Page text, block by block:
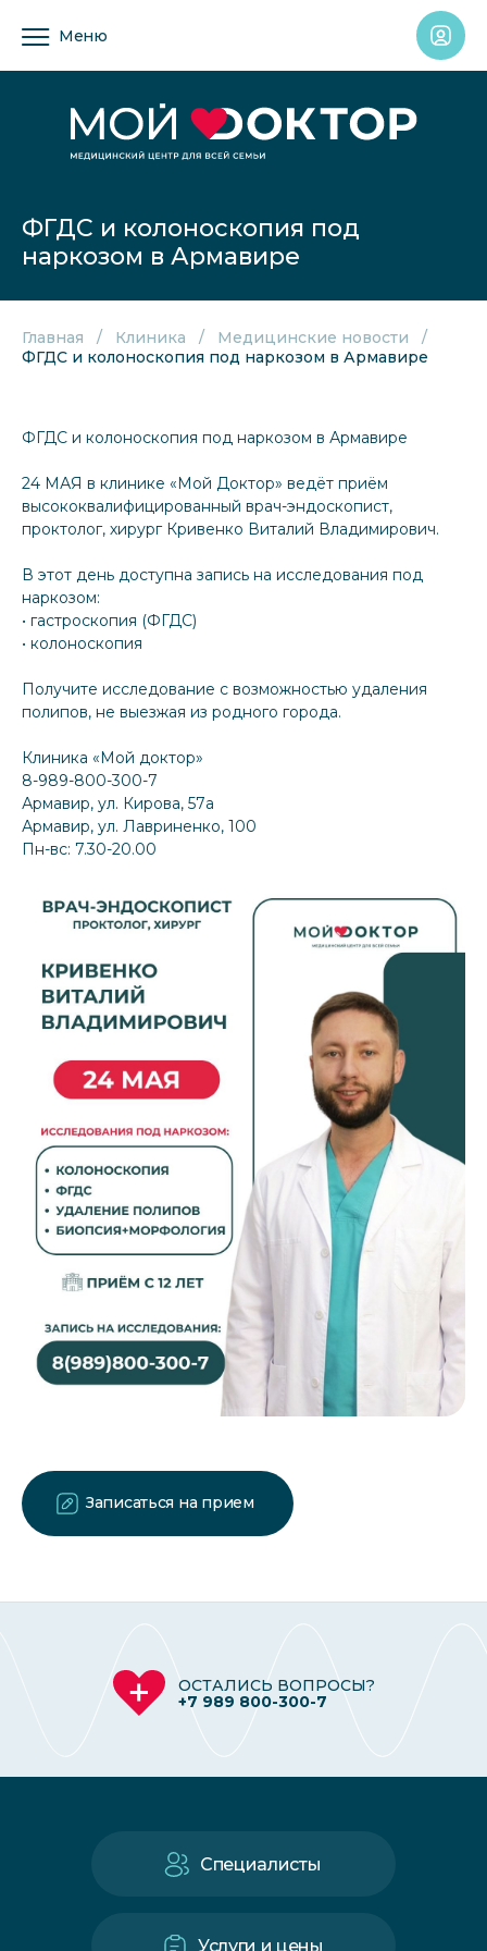
Меню
ФГДС и колоноскопия под
наркозом в Армавире
Главная Клиника
Медицинские новости
ФГДС и колоноскопия под наркозом в Армавире
ФГДС и колоноскопия под наркозом в Армавире
24 МАЯ в клинике «Мой Доктор» ведёт приём
высококвалифицированный врач-эндоскопист,
проктолог, хирург Кривенко Виталий Владимирович.
В этот день доступна запись на исследования под
наркозом:
• гастроскопия (ФГДС)
• колоноскопия
Получите исследование с возможностью удаления
полипов, не выезжая из родного города.
Клиника «Мой доктор»
8-989-800-300-7
Армавир, ул. Кирова, 57а
Армавир, ул. Лавриненко, 100
Пн-вс: 7.30-20.00
Записаться на прием
ОСТАЛИСЬ ВОПРОСЫ?
+7 989 800-300-7
Специалисты
Услуги и цены